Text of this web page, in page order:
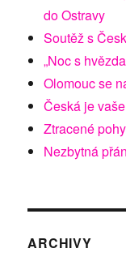
do Ostravy
Soutěž s
„Noc s
Olomouc se
Česká je vaše
Ztracené
Nezbytná
ARCHIVY